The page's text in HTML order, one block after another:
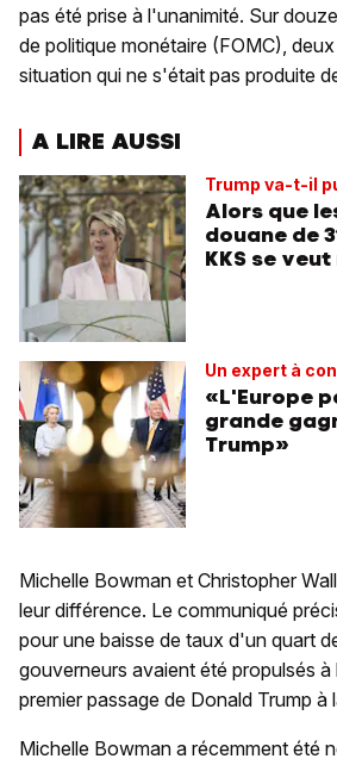
pas été prise à l'unanimité. Sur
de politique monétaire (FOMC),
situation qui ne s'était pas produite
A LIRE AUSSI
Trump va-t-il
Alors que
douane de
KKS se
Un expert à
«L'Europe
grande
Trump»
Michelle Bowman et Christopher
leur différence. Le communiqué
pour une baisse de taux d'un quart
gouverneurs avaient été propulsés
premier passage de Donald Trump à
Michelle Bowman a récemment été